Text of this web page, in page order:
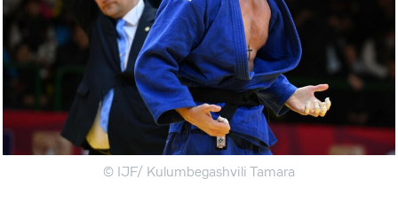
© IJF/ Kulumbegashvili Tamara